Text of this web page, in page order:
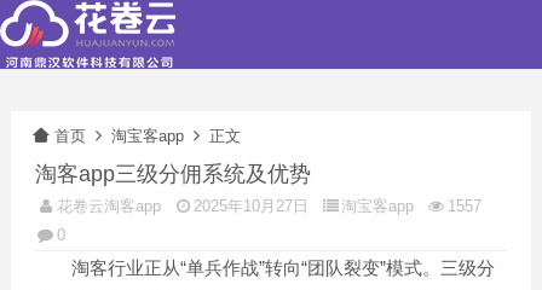
首页 淘宝客app 正文
淘客app三级分佣系统及优势
花卷云淘客app 2025年10月27日 淘宝客app
1557
0
淘客行业正从“单兵作战”转向“团队裂变”模式。三级分